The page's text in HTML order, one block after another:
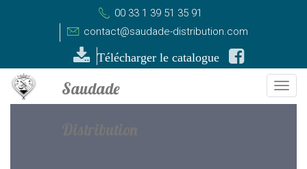
00 33 1 39 51 35 91
contact@saudade-distribution.com
Télécharger le catalogue